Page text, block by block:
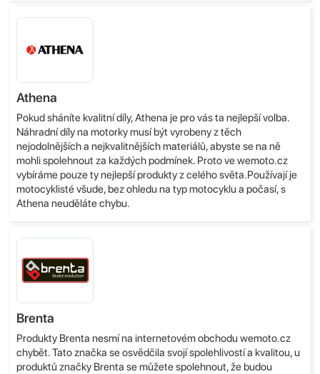
Athena
Pokud sháníte kvalitní díly, Athena je pro vás ta nejlepší volba.
Náhradní díly na motorky musí být vyrobeny z těch
nejodolnějších a nejkvalitnějších materiálů, abyste se na ně
mohli spolehnout za každých podmínek. Proto ve wemoto.cz
vybíráme pouze ty nejlepší produkty z celého světa.Používají je
motocyklisté všude, bez ohledu na typ motocyklu a počasí, s
Athena neuděláte chybu.
Brenta
Produkty Brenta nesmí na internetovém obchodu wemoto.cz
chybět. Tato značka se osvědčila svojí spolehlivostí a kvalitou, u
produktů značky Brenta se můžete spolehnout, že budou